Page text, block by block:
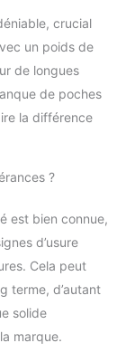
crucial
un poids de
de longues
de poches
la différence
?
est bien connue,
d’usure
Cela peut
terme, d’autant
solide
marque.